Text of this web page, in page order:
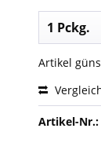
Artikel
Artikel-Nr.: